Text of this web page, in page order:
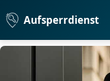
Aufsperrdienst